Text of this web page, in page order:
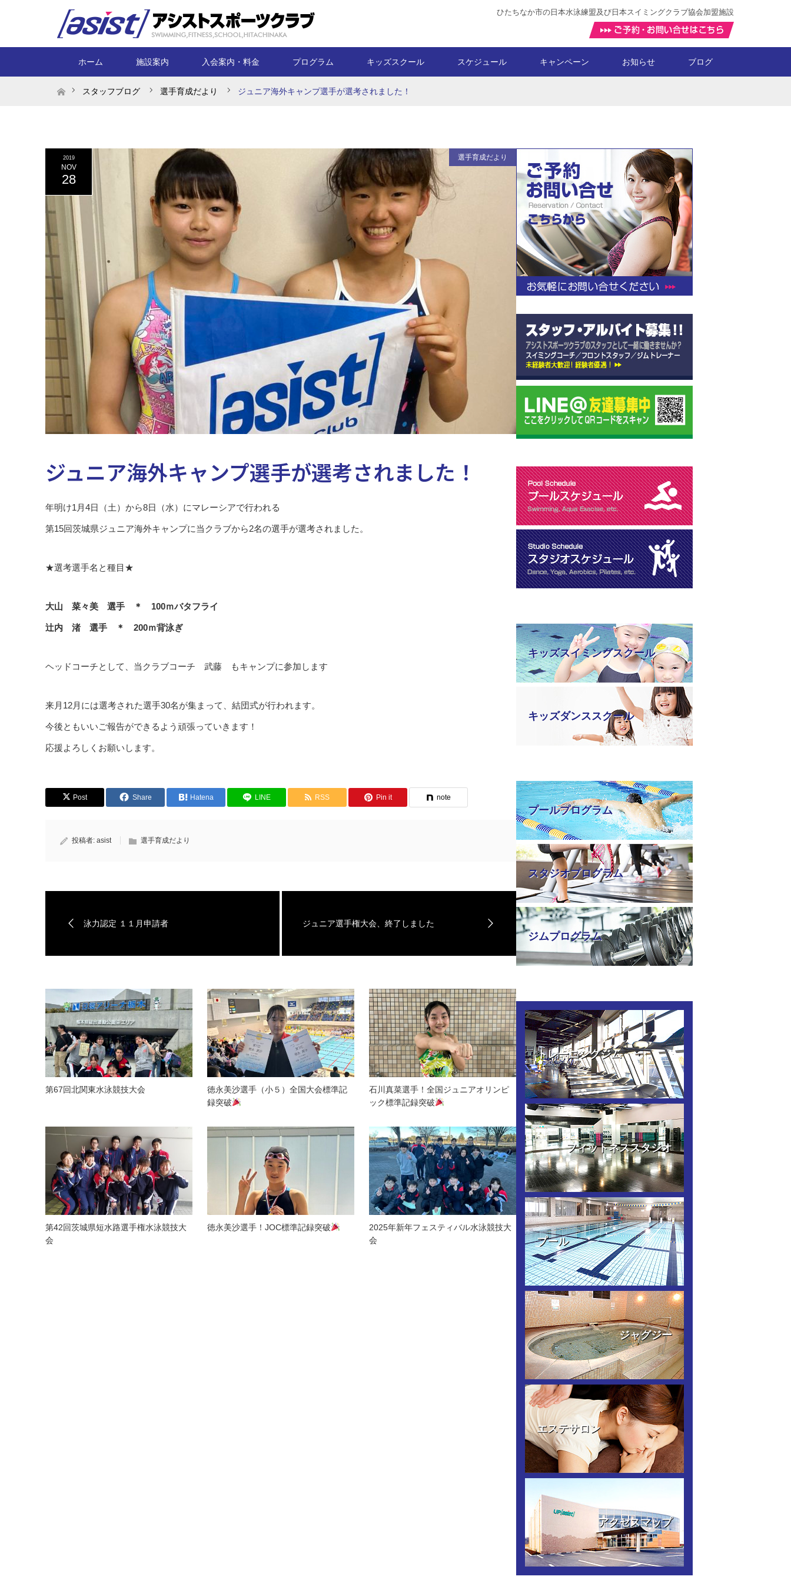
ひたちなか市の日本水泳練盟及び日本スイミングクラブ協会加盟施設
ホーム 施設案内 入会案内・料金 プログラム キッズスクール スケジュール キャンペーン お知らせ ブログ
ホームスタッフブログ 選手育成だより ジュニア海外キャンプ選手が選考されました！
2019
NOV
28
選手育成だより
ジュニア海外キャンプ選手が選考されました！
年明け1月4日（土）から8日（水）にマレーシアで行われる
第15回茨城県ジュニア海外キャンプに当クラブから2名の選手が選考されました。
★選考選手名と種目★
大山 菜々美 選手 ＊ 100ｍバタフライ
辻内 渚 選手 ＊ 200ｍ背泳ぎ
ヘッドコーチとして、当クラブコーチ 武藤 もキャンプに参加します
来月12月には選考された選手30名が集まって、結団式が行われます。
今後ともいいご報告ができるよう頑張っていきます！
応援よろしくお願いします。
Post Share Hatena LINE RSS Pin it note
投稿者: asist 選手育成だより
泳力認定 １１月申請者 ジュニア選手権大会、終了しました
第67回北関東水泳競技大会
徳永美沙選手（小５）全国大会標準記
録突破
石川真菜選手！全国ジュニアオリンピ
ック標準記録突破
第42回茨城県短水路選手権水泳競技大
会
徳永美沙選手！JOC標準記録突破
2025年新年フェスティバル水泳競技大
会
キッズスイミングスクール
キッズダンススクール
プールプログラム
スタジオプログラム
ジムプログラム
トレーニングジム
フィットネススタジオ
プール
ジャグジー
エステサロン
アクセスマップ